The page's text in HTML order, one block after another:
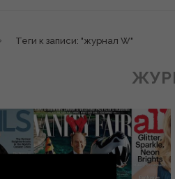
Теги к записи: "журнал W"